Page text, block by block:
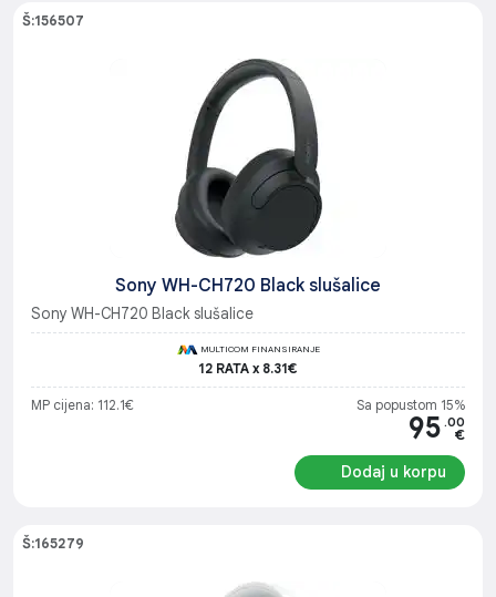
Š:156507
Sony WH-CH720 Black slušalice
Sony WH-CH720 Black slušalice
MULTICOM FINANSIRANJE
12 RATA x 8.31€
MP cijena: 112.1€ Sa popustom 15%
95 .00
€
Dodaj u korpu
Š:165279